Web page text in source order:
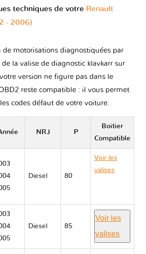
techniques de votre Renault
- 2006)
de motorisations diagnostiquées par
la valise de diagnostic klavkarr sur
version ne figure pas dans le
reste compatible : il vous permet
codes défaut de votre voiture.
NRJ P
Boitier
Compatible
Diesel 80
Voir les
valises
Diesel 85
Voir les
valises